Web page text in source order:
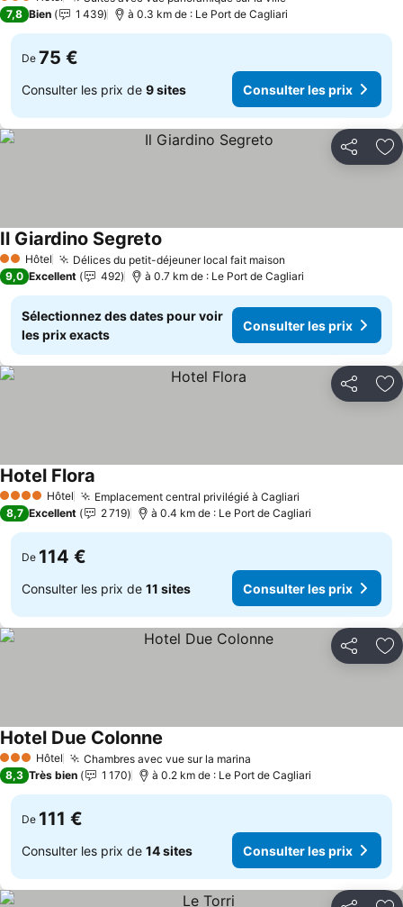
3 Étoiles
7,8 Bien 1 439 à 0.3 km de : Le Port de Cagliari
De 75 €
Consulter les prix de 9 sites Consulter les prix
Partager
2 Étoiles
Hôtel Délices du petit-déjeuner local fait maison
Il Giardino Segreto
9,0 Excellent 492 à 0.7 km de : Le Port de Cagliari
Sélectionnez des dates pour voir
les prix exacts
Consulter les prix
Partager
4 Étoiles Hôtel Emplacement central privilégié à Cagliari
Hotel Flora
8,7 Excellent 2 719 à 0.4 km de : Le Port de Cagliari
De 114 €
Consulter les prix de 11 sites Consulter les prix
Partager
3 ÉtoilesHôtel Chambres avec vue sur la marina
Hotel Due Colonne
8,3 Très bien 1 170 à 0.2 km de : Le Port de Cagliari
De 111 €
Consulter les prix de 14 sites Consulter les prix